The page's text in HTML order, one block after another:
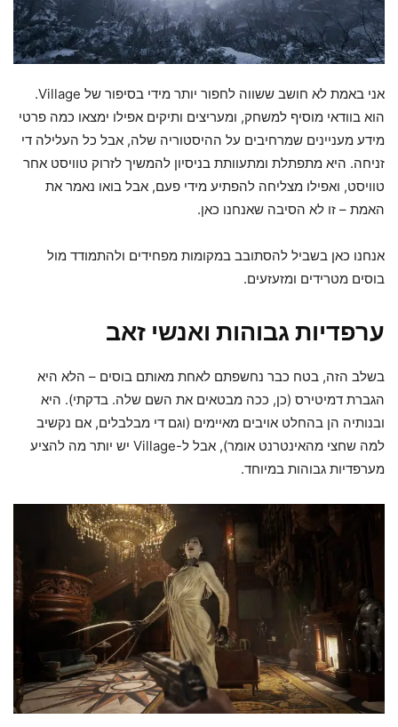
אני באמת לא חושב ששווה לחפור יותר מידי בסיפור של Village.
הוא בוודאי מוסיף למשחק, ומעריצים ותיקים אפילו ימצאו כמה פרטי
מידע מעניינים שמרחיבים על ההיסטוריה שלה, אבל כל העלילה די
זניחה. היא מתפתלת ומתעוותת בניסיון להמשיך לזרוק טוויסט אחר
טוויסט, ואפילו מצליחה להפתיע מידי פעם, אבל בואו נאמר את
האמת – זו לא הסיבה שאנחנו כאן.
אנחנו כאן בשביל להסתובב במקומות מפחידים ולהתמודד מול
בוסים מטרידים ומזעזעים.
ערפדיות גבוהות ואנשי זאב
בשלב הזה, בטח כבר נחשפתם לאחת מאותם בוסים – הלא היא
הגברת דמיטירס (כן, ככה מבטאים את השם שלה. בדקתי). היא
ובנותיה הן בהחלט אויבים מאיימים (וגם די מבלבלים, אם נקשיב
למה שחצי מהאינטרנט אומר), אבל ל-Village יש יותר מה להציע
מערפדיות גבוהות במיוחד.